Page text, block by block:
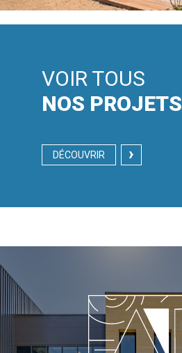
VOIR TOUS
NOS PROJETS
DÉCOUVRIR